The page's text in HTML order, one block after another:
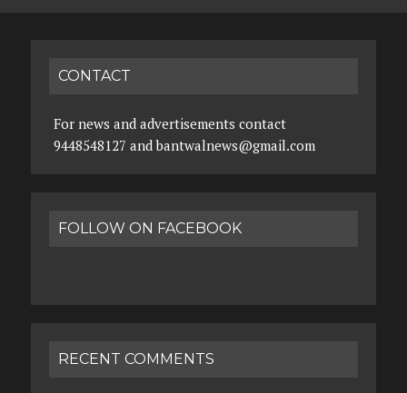
CONTACT
For news and advertisements contact
9448548127 and bantwalnews@gmail.com
FOLLOW ON FACEBOOK
RECENT COMMENTS